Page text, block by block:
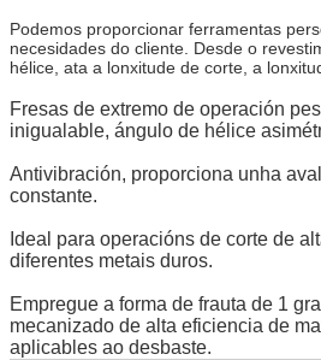
Podemos proporcionar ferramentas
necesidades do cliente. Desde o
hélice, ata a lonxitude de corte, a
Fresas de extremo de operación
inigualable, ángulo de hélice
Antivibración, proporciona unha
constante.
Ideal para operacións de corte de
diferentes metais duros.
Empregue a forma de frauta de 1
mecanizado de alta eficiencia de
aplicables ao desbaste.